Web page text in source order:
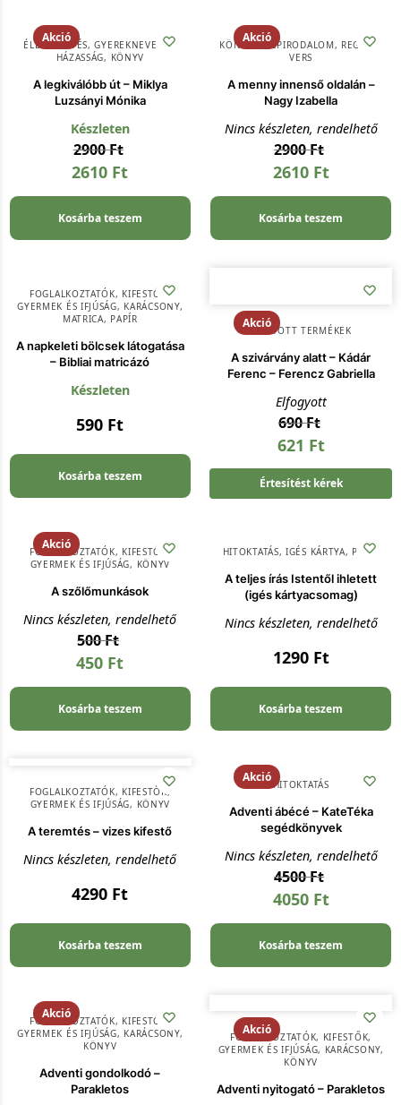
Akció
ÉLETVEZETÉS,GYEREKNEVELÉS,
HÁZASSÁG, KÖNYV
A legkiválóbb út – Miklya
Luzsányi Mónika
Készleten
2900Ft
2610 Ft
Kosárba teszem
Akció
KÖNYV,SZÉPIRODALOM, REGÉNY,
VERS
A menny innenső oldalán –
Nagy Izabella
Nincs készleten, rendelhető
2900Ft
2610 Ft
Kosárba teszem
FOGLALKOZTATÓK, KIFESTŐK,
GYERMEK ÉS IFJÚSÁG, KARÁCSONY,
MATRICA, PAPÍR
A napkeleti bölcsek látogatása
– Bibliai matricázó
Készleten
590 Ft
Kosárba teszem
Akció
KIFUTOTT TERMÉKEK
A szivárvány alatt – Kádár
Ferenc – Ferencz Gabriella
Elfogyott
690Ft
621 Ft
Értesítést kérek
Akció
FOGLALKOZTATÓK, KIFESTŐK,
GYERMEK ÉS IFJÚSÁG, KÖNYV
A szőlőmunkások
Nincs készleten, rendelhető
500Ft
450 Ft
Kosárba teszem
HITOKTATÁS,IGÉS KÁRTYA, PAPÍR
A teljes írás Istentől ihletett
(igés kártyacsomag)
Nincs készleten, rendelhető
1290 Ft
Kosárba teszem
FOGLALKOZTATÓK, KIFESTŐK,
GYERMEK ÉS IFJÚSÁG, KÖNYV
A teremtés – vizes kifestő
Nincs készleten, rendelhető
4290 Ft
Kosárba teszem
AkcióHITOKTATÁS
Adventi ábécé – KateTéka
segédkönyvek
Nincs készleten, rendelhető
4500Ft
4050 Ft
Kosárba teszem
Akció
FOGLALKOZTATÓK, KIFESTŐK,
GYERMEK ÉS IFJÚSÁG, KARÁCSONY,
KÖNYV
Adventi gondolkodó –
Parakletos
Akció
FOGLALKOZTATÓK, KIFESTŐK,
GYERMEK ÉS IFJÚSÁG, KARÁCSONY,
KÖNYV
Adventi nyitogató – Parakletos